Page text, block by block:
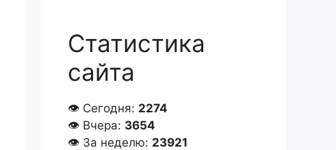
Статистика
сайта
👁 Сегодня: 2274
👁 Вчера: 3654
👁 За неделю: 23921